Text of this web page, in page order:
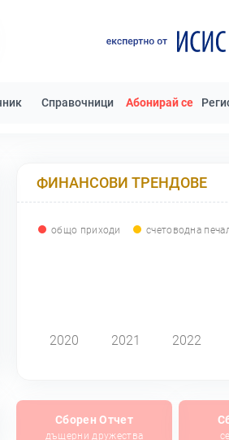
Справочници Абонирай се
ФИНАНСОВИ ТРЕНДОВЕ
общо приходи счетоводна
2020 2021 2022
Сборен Отчет
дъщерни дружества